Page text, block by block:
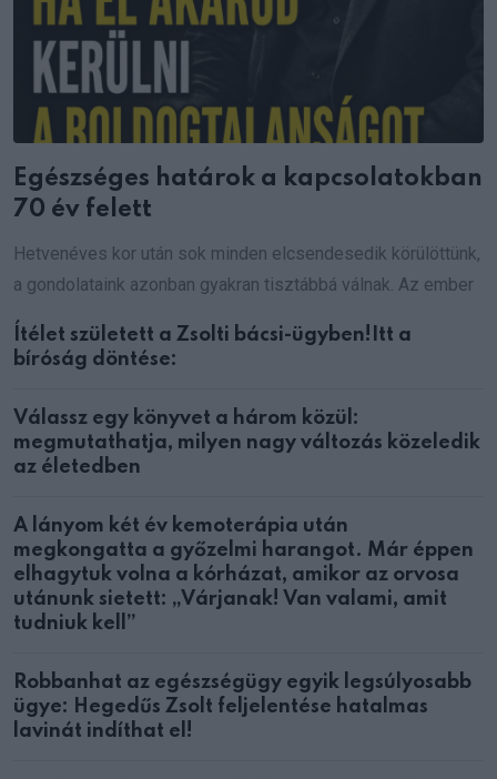
Egészséges határok a kapcsolatokban
70 év felett
Hetvenéves kor után sok minden elcsendesedik körülöttünk,
a gondolataink azonban gyakran tisztábbá válnak. Az ember
Ítélet született a Zsolti bácsi-ügyben!Itt a
bíróság döntése:
Válassz egy könyvet a három közül:
megmutathatja, milyen nagy változás közeledik
az életedben
A lányom két év kemoterápia után
megkongatta a győzelmi harangot. Már éppen
elhagytuk volna a kórházat, amikor az orvosa
utánunk sietett: „Várjanak! Van valami, amit
tudniuk kell”
Robbanhat az egészségügy egyik legsúlyosabb
ügye: Hegedűs Zsolt feljelentése hatalmas
lavinát indíthat el!